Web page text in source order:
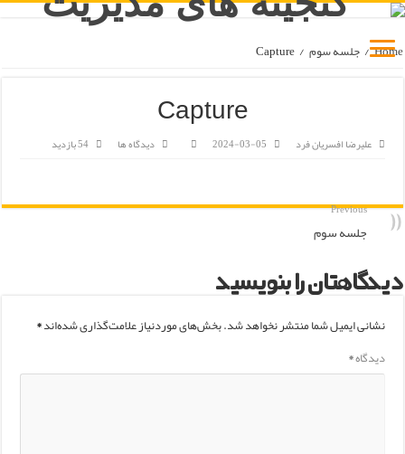
Home
/ جلسه سوم /
Capture
Capture
علیرضا افسریان فرد 2024-03-05 دیدگاه ها 54 بازدید
Previous
جلسه سوم
دیدگاهتان را بنویسید
نشانی ایمیل شما منتشر نخواهد شد.بخش‌های موردنیاز علامت‌گذاری شده‌اند*
دیدگاه*